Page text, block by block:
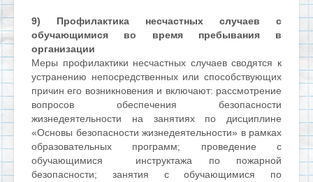
9) Профилактика несчастных случаев с
обучающимися во время пребывания в
организации
Меры профилактики несчастных случаев сводятся к
устранению непосредственных или способствующих
причин его возникновения и включают: рассмотрение
вопросов обеспечения безопасности
жизнедеятельности на занятиях по дисциплине
«Основы безопасности жизнедеятельности» в рамках
образовательных программ; проведение с
обучающимися инструктажа по пожарной
безопасности; занятия с обучающимися по